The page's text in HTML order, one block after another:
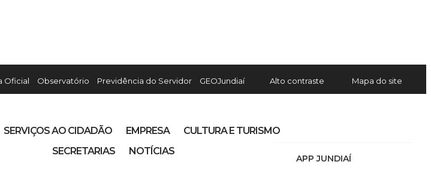
Oficial Observatório Previdência do Servidor GEOJundiaí Alto contraste Mapa do site
APP JUNDIAÍ
SERVIÇOS AO CIDADÃO EMPRESA
CULTURA E TURISMO
SECRETARIAS
NOTÍCIAS